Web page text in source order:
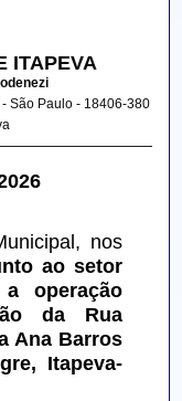
ITAPEVA
São Paulo - 18406-380
nos
ao setor
a operação
da Rua
Ana Barros
Itapeva-